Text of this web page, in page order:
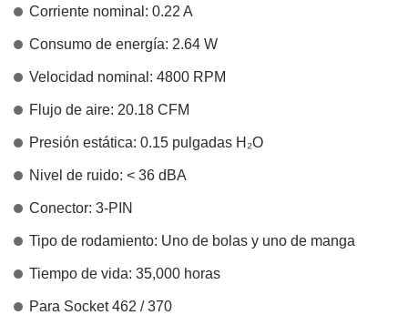
Corriente nominal: 0.22 A
Consumo de energía: 2.64 W
Velocidad nominal: 4800 RPM
Flujo de aire: 20.18 CFM
Presión estática: 0.15 pulgadas H₂O
Nivel de ruido: < 36 dBA
Conector: 3-PIN
Tipo de rodamiento: Uno de bolas y uno de manga
Tiempo de vida: 35,000 horas
Para Socket 462 / 370